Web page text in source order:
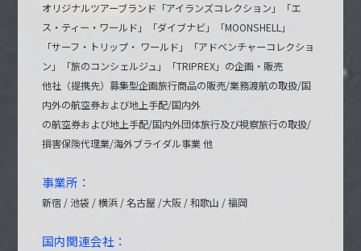
オリジナルツアーブランド「アイランズコレクション」「エ
ス・ティー・ワールド」「ダイブナビ」「MOONSHELL」
「サーフ・トリップ・ ワールド」「アドベンチャーコレクショ
ン」「旅のコンシェルジュ」「TRIPREX」の企画・販売
他社（提携先）募集型企画旅行商品の販売/業務渡航の取扱/国
内外の航空券および地上手配/国内外
の航空券および地上手配/国内外団体旅行及び視察旅行の取扱/
損害保険代理業/海外ブライダル事業 他
事業所：
新宿 / 池袋 / 横浜 / 名古屋 /大阪 / 和歌山 / 福岡
国内関連会社：